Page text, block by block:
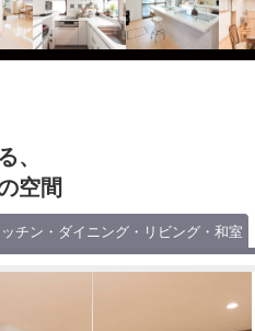
、
空間
チン・ダイニング・リビング・和室